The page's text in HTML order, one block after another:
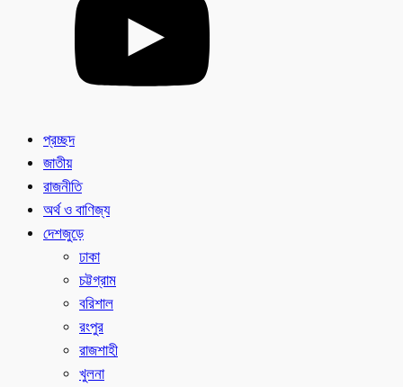
প্রচ্ছদ
জাতীয়
রাজনীতি
অর্থ ও বাণিজ্য
দেশজুড়ে
ঢাকা
চট্টগ্রাম
বরিশাল
রংপুর
রাজশাহী
খুলনা